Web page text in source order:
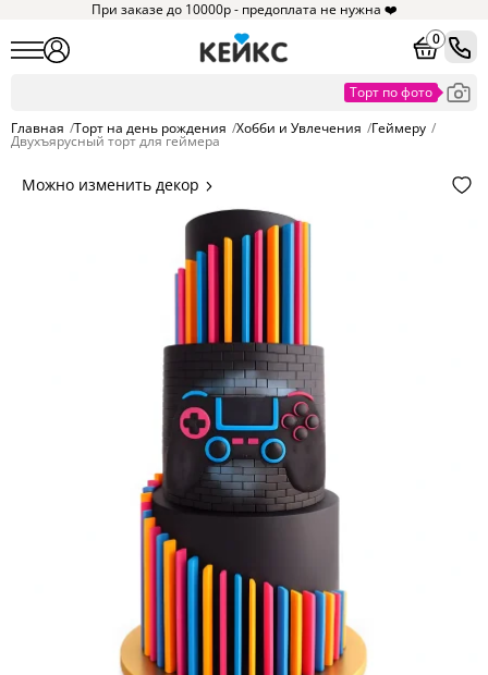
При заказе до 10000р - предоплата не нужна ❤️
0
Главная /Торт на день рождения /Хобби и Увлечения /Геймеру /
Двухъярусный торт для геймера
Можно изменить декор
элементы и фигурки.